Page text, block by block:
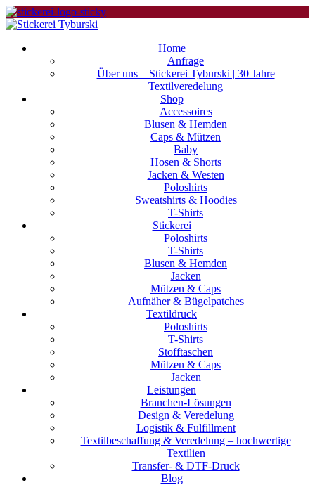
Home
Anfrage
Über uns – Stickerei Tyburski | 30 Jahre
Textilveredelung
Shop
Accessoires
Blusen & Hemden
Caps & Mützen
Baby
Hosen & Shorts
Jacken & Westen
Poloshirts
Sweatshirts & Hoodies
T-Shirts
Stickerei
Poloshirts
T-Shirts
Blusen & Hemden
Jacken
Mützen & Caps
Aufnäher & Bügelpatches
Textildruck
Poloshirts
T-Shirts
Stofftaschen
Mützen & Caps
Jacken
Leistungen
Branchen-Lösungen
Design & Veredelung
Logistik & Fulfillment
Textilbeschaffung & Veredelung – hochwertige
Textilien
Transfer- & DTF-Druck
Blog